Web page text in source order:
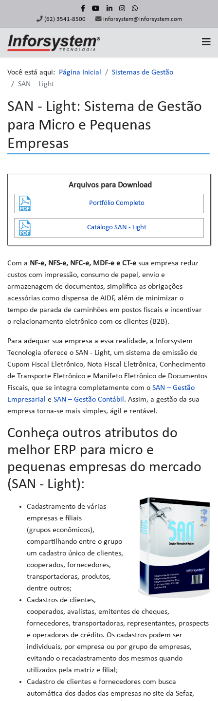
(62) 3541-8500 inforsystem@inforsystem.com
Você está aqui: Página Inicial
Sistemas de Gestão
SAN – Light
SAN - Light: Sistema de Gestão
para Micro e Pequenas
Empresas
Arquivos para Download
Portfólio Completo
Catálogo SAN - Light
Com a NF-e, NFS-e, NFC-e, MDF-e e CT-e sua empresa reduz
custos com impressão, consumo de papel, envio e
armazenagem de documentos, simplifica as obrigações
acessórias como dispensa de AIDF, além de minimizar o
tempo de parada de caminhões em postos fiscais e incentivar
o relacionamento eletrônico com os clientes (B2B).
Para adequar sua empresa a essa realidade, a Inforsystem
Tecnologia oferece o SAN - Light, um sistema de emissão de
Cupom Fiscal Eletrônico, Nota Fiscal Eletrônica, Conhecimento
de Transporte Eletrônico e Manifeto Eletrônico de Documentos
Fiscais, que se integra completamente com o SAN – Gestão
Empresarial e SAN – Gestão Contábil . Assim, a gestão da sua
empresa torna-se mais simples, ágil e rentável.
Conheça outros atributos do
melhor ERP para micro e
pequenas empresas do mercado
(SAN - Light):
Cadastramento de várias
empresas e filiais
(grupos econômicos),
compartilhando entre o grupo
um cadastro único de clientes,
cooperados, fornecedores,
transportadoras, produtos,
dentre outros;
Cadastros de clientes,
cooperados, avalistas, emitentes de cheques,
fornecedores, transportadoras, representantes, prospects
e operadoras de crédito. Os cadastros podem ser
individuais, por empresa ou por grupo de empresas,
evitando o recadastramento dos mesmos quando
utilizados pela matriz e filial;
Cadastro de clientes e fornecedores com busca
automática dos dados das empresas no site da Sefaz,